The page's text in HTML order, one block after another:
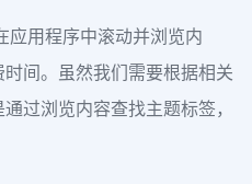
应用程序中滚动并浏览内
间。虽然我们需要根据相关
过浏览内容查找主题标签，